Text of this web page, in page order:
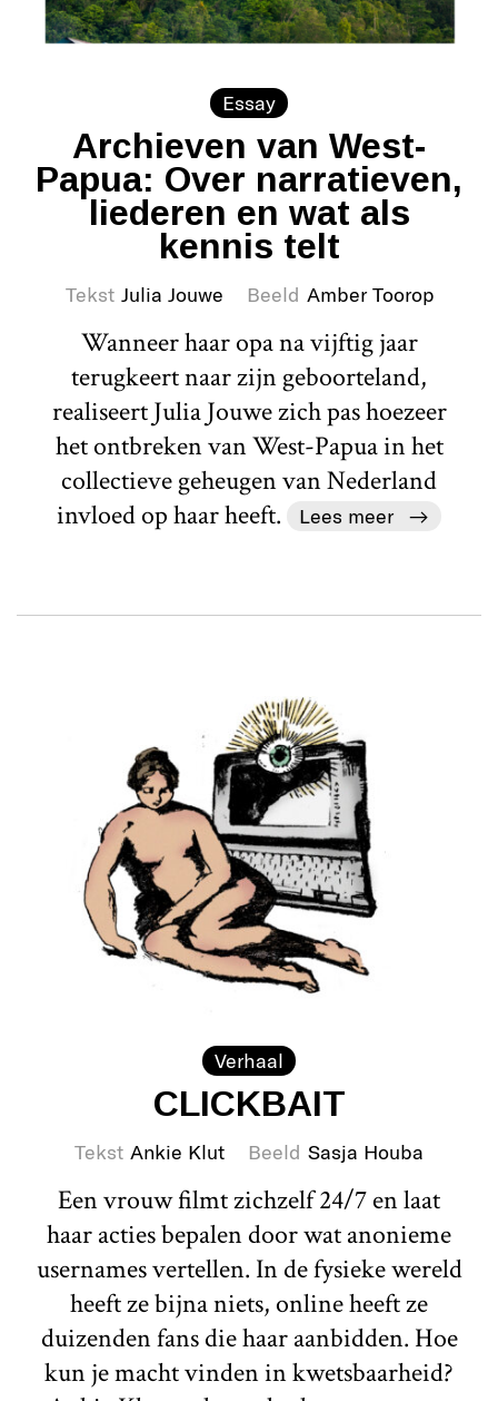
Essay
Archieven van West-
Papua: Over narratieven,
liederen en wat als
kennis telt
Tekst Julia Jouwe Beeld Amber Toorop
Wanneer haar opa na vijftig jaar
terugkeert naar zijn geboorteland,
realiseert Julia Jouwe zich pas hoezeer
het ontbreken van West-Papua in het
collectieve geheugen van Nederland
invloed op haar heeft.
Lees meer
Verhaal
CLICKBAIT
Tekst Ankie Klut Beeld Sasja Houba
Een vrouw filmt zichzelf 24/7 en laat
haar acties bepalen door wat anonieme
usernames vertellen. In de fysieke wereld
heeft ze bijna niets, online heeft ze
duizenden fans die haar aanbidden. Hoe
kun je macht vinden in kwetsbaarheid?